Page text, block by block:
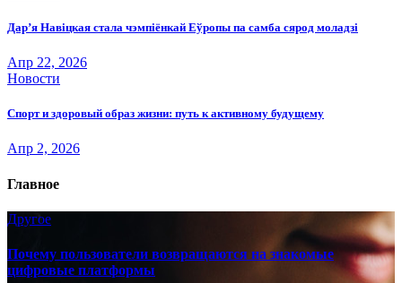
Дар’я Навіцкая стала чэмпіёнкай Еўропы па самба сярод моладзі
Апр 22, 2026
Новости
Спорт и здоровый образ жизни: путь к активному будущему
Апр 2, 2026
Главное
Другое
Почему пользователи возвращаются на знакомые
цифровые платформы